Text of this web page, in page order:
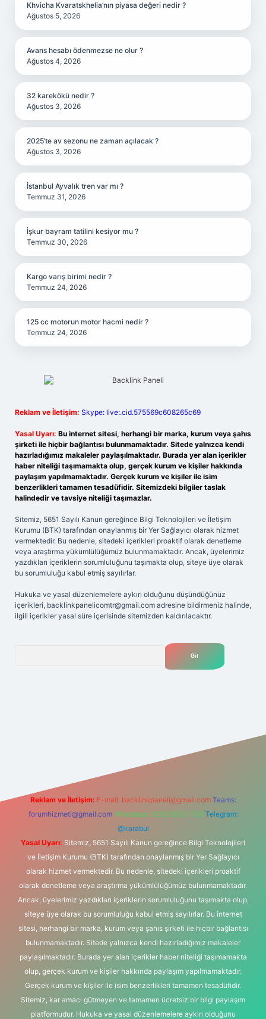
Khvicha Kvaratskhelia’nın piyasa değeri nedir ?
Ağustos 5, 2026
Avans hesabı ödenmezse ne olur ?
Ağustos 4, 2026
32 karekökü nedir ?
Ağustos 3, 2026
2025’te av sezonu ne zaman açılacak ?
Ağustos 3, 2026
İstanbul Ayvalık tren var mı ?
Temmuz 31, 2026
İşkur bayram tatilini kesiyor mu ?
Temmuz 30, 2026
Kargo varış birimi nedir ?
Temmuz 24, 2026
125 cc motorun motor hacmi nedir ?
Temmuz 24, 2026
Reklam ve İletişim: Skype: live:.cid.575569c608265c69
Yasal Uyarı: Bu internet sitesi, herhangi bir marka, kurum veya şahıs
şirketi ile hiçbir bağlantısı bulunmamaktadır. Sitede yalnızca kendi
hazırladığımız makaleler paylaşılmaktadır. Burada yer alan içerikler
haber niteliği taşımamakta olup, gerçek kurum ve kişiler hakkında
paylaşım yapılmamaktadır. Gerçek kurum ve kişiler ile isim
benzerlikleri tamamen tesadüfidir. Sitemizdeki bilgiler taslak
halindedir ve tavsiye niteliği taşımazlar.
Sitemiz, 5651 Sayılı Kanun gereğince Bilgi Teknolojileri ve İletişim
Kurumu (BTK) tarafından onaylanmış bir Yer Sağlayıcı olarak hizmet
vermektedir. Bu nedenle, sitedeki içerikleri proaktif olarak denetleme
veya araştırma yükümlülüğümüz bulunmamaktadır. Ancak, üyelerimiz
yazdıkları içeriklerin sorumluluğunu taşımakta olup, siteye üye olarak
bu sorumluluğu kabul etmiş sayılırlar.
Hukuka ve yasal düzenlemelere aykırı olduğunu düşündüğünüz
içerikleri, backlinkpanelicomtr@gmail.com adresine bildirmeniz halinde,
ilgili içerikler yasal süre içerisinde sitemizden kaldırılacaktır.
Reklam ve İletişim: E-mail: backlinkpaneli@gmail.com Teams:
forumhizmeti@gmail.com Whatsapp: 0262 606 0 726 Telegram:
@karabul
Yasal Uyarı: Sitemiz, 5651 Sayılı Kanun gereğince Bilgi Teknolojileri
ve İletişim Kurumu (BTK) tarafından onaylanmış bir Yer Sağlayıcı
olarak hizmet vermektedir. Bu nedenle, sitedeki içerikleri proaktif
olarak denetleme veya araştırma yükümlülüğümüz bulunmamaktadır.
Ancak, üyelerimiz yazdıkları içeriklerin sorumluluğunu taşımakta olup,
siteye üye olarak bu sorumluluğu kabul etmiş sayılırlar. Bu internet
sitesi, herhangi bir marka, kurum veya şahıs şirketi ile hiçbir bağlantısı
bulunmamaktadır. Sitede yalnızca kendi hazırladığımız makaleler
paylaşılmaktadır. Burada yer alan içerikler haber niteliği taşımamakta
olup, gerçek kurum ve kişiler hakkında paylaşım yapılmamaktadır.
Gerçek kurum ve kişiler ile isim benzerlikleri tamamen tesadüfidir.
Sitemiz, kar amacı gütmeyen ve tamamen ücretsiz bir bilgi paylaşım
platformudur. Hukuka ve yasal düzenlemelere aykırı olduğunu